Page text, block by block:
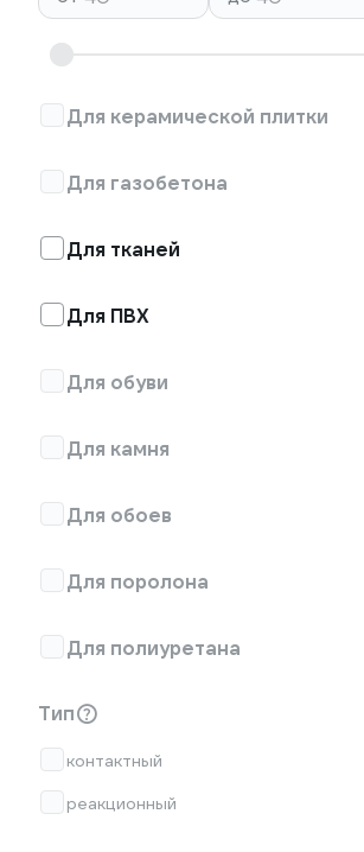
Для керамической плитки
Для газобетона
Для тканей
Для ПВХ
Для обуви
Для камня
Для обоев
Для поролона
Для полиуретана
Тип
контактный
реакционный